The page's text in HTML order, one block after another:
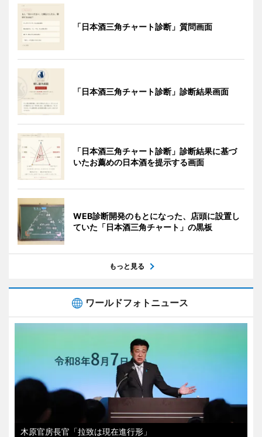
「日本酒三角チャート診断」質問画面
「日本酒三角チャート診断」診断結果画面
「日本酒三角チャート診断」診断結果に基づ
いたお薦めの日本酒を提示する画面
WEB診断開発のもとになった、店頭に設置し
ていた「日本酒三角チャート」の黒板
もっと見る
ワールドフォトニュース
木原官房長官「拉致は現在進行形」